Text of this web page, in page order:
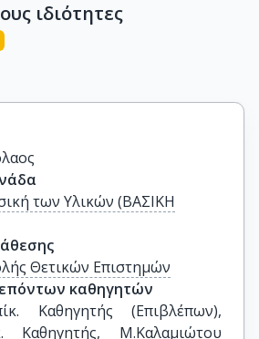
ιδιότητες
των Υλικών (ΒΑΣΙΚΗ
Θετικών Επιστημών
καθηγητών
Καθηγητής (Επιβλέπων),
Καθηγητής, Μ.Καλαμιώτου